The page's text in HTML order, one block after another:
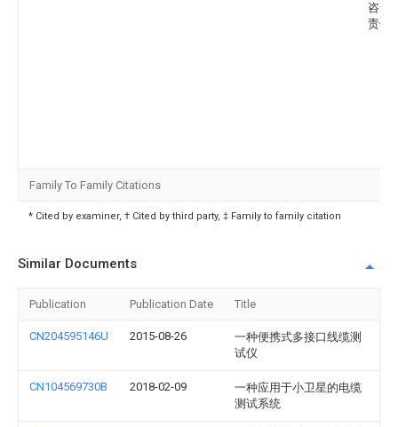
咨询
责任
Family To Family Citations
* Cited by examiner, † Cited by third party, ‡ Family to family citation
Similar Documents
Publication Publication Date Title
CN204595146U 2015-08-26
一种便携式多接口线缆测
试仪
CN104569730B 2018-02-09
一种应用于小卫星的电缆
测试系统